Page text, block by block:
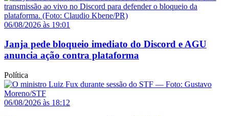
06/08/2026 às 19:01
Janja pede bloqueio imediato do Discord e AGU
anuncia ação contra plataforma
Política
06/08/2026 às 18:12